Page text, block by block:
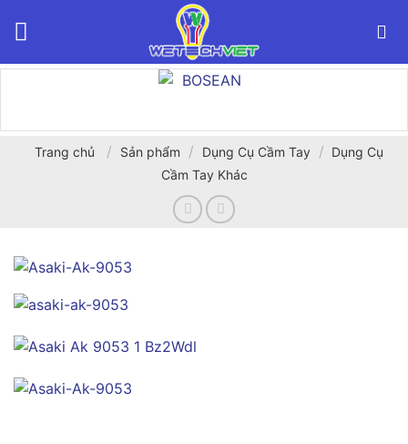
Trang chủ / Sản phẩm / Dụng Cụ Cầm Tay / Dụng Cụ
Cầm Tay Khác